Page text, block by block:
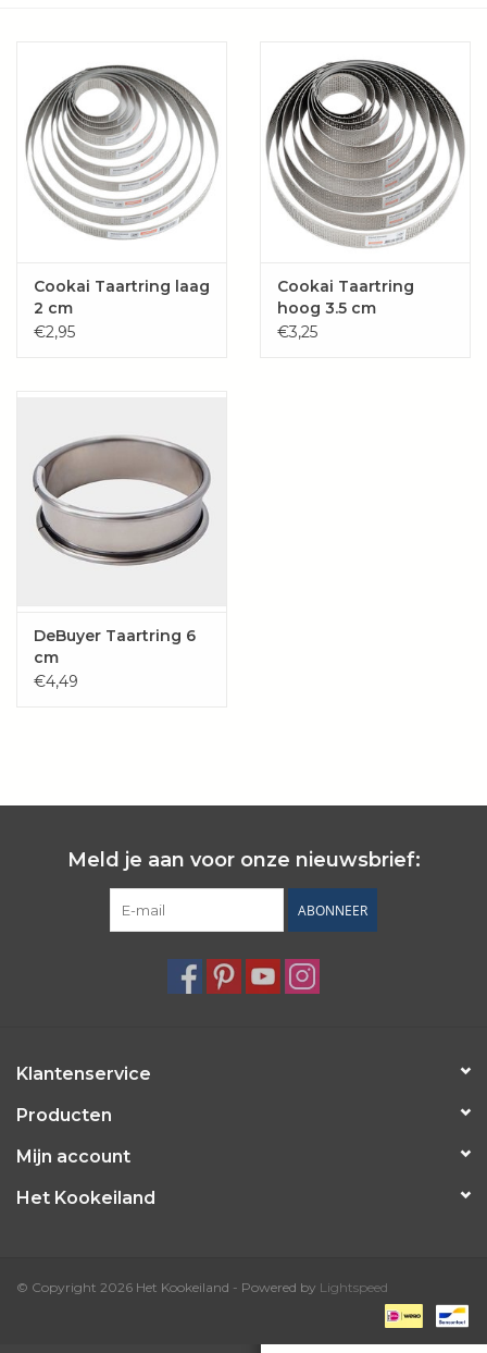
Aanbiedingen ✅
Cadeau idee
Zomer ☀️
Cadeaubonnen
Cookai Taartring laag
2 cm
€2,95
Cookai Taartring
hoog 3.5 cm
€3,25
DeBuyer Taartring 6
cm
€4,49
Meld je aan voor onze nieuwsbrief:
ABONNEER
Klantenservice
Producten
Mijn account
Het Kookeiland
© Copyright 2026 Het Kookeiland - Powered by Lightspeed